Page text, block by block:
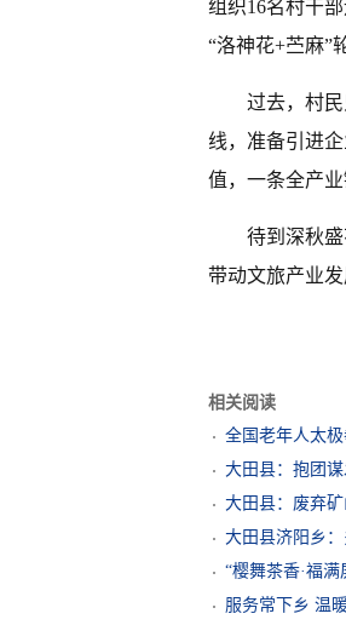
组织16名村干
“洛神花+苎麻”
过去，村
线，准备引进
值，一条全产业
待到深秋
带动文旅产业发
相关阅读
全国老年人太
大田县：抱团
大田县：废弃矿
大田县济阳乡
“樱舞茶香·福
服务常下乡 温